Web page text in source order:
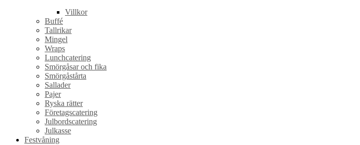
Villkor
Buffé
Tallrikar
Mingel
Wraps
Lunchcatering
Smörgåsar och fika
Smörgåstårta
Sallader
Pajer
Ryska rätter
Företagscatering
Julbordscatering
Julkasse
Festvåning